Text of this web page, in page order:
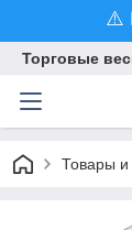
⚠️
Торговые
Товары и